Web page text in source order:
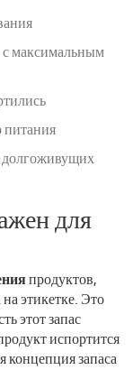
максимальным
для
продуктов,
этикетке. Это
этот запас
испортится
концепция запаса